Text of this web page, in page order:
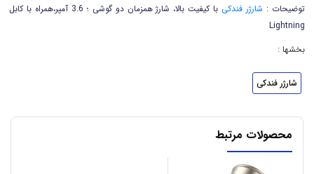
توضیحات : شارژر فندکی
با کیفیت بالا، شارژ همزمان دو گوشی ؛ 3.6 آمپر،همراه با کابل
Lightning
بخشها :
شارژر فندکی
محصولات مرتبط